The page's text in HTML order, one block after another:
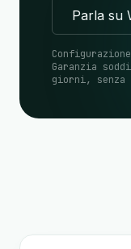
Parla su
Garanzia
giorni, senza